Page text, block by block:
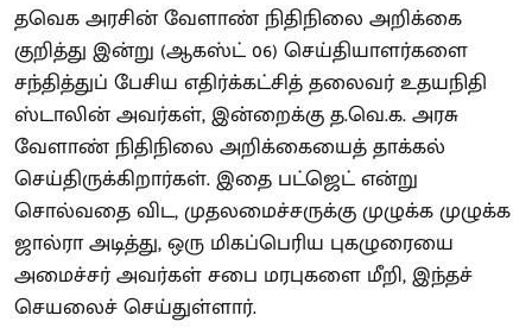
தவெக அரசின் வேளாண் நிதிநிலை அறிக்கை
குறித்து இன்று (ஆகஸ்ட் 06) செய்தியாளர்களை
சந்தித்துப் பேசிய எதிர்க்கட்சித் தலைவர் உதயநிதி
ஸ்டாலின் அவர்கள், இன்றைக்கு த.வெ.க. அரசு
வேளாண் நிதிநிலை அறிக்கையைத் தாக்கல்
செய்திருக்கிறார்கள். இதை பட்ஜெட் என்று
சொல்வதை விட, முதலமைச்சருக்கு முழுக்க முழுக்க
ஜால்ரா அடித்து, ஒரு மிகப்பெரிய புகழுரையை
அமைச்சர் அவர்கள் சபை மரபுகளை மீறி, இந்தச்
செயலைச் செய்துள்ளார்.